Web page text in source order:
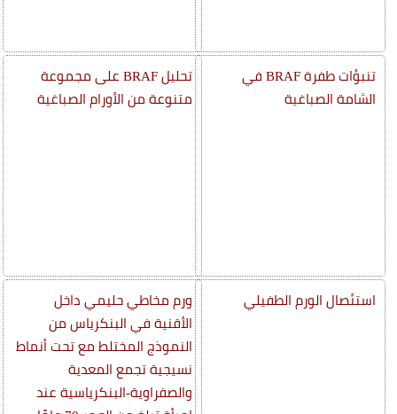
تنبؤات طفرة BRAF في
الشامة الصباغية
استئصال الورم الطفيلي
تحليل BRAF على مجموعة
متنوعة من الأورام الصباغية
ورم مخاطي حليمي داخل
الأقنية في البنكرياس من
النموذج المختلط مع تحت أنماط
نسيجية تجمع المعدية
والصفراوية-البنكرياسية عند